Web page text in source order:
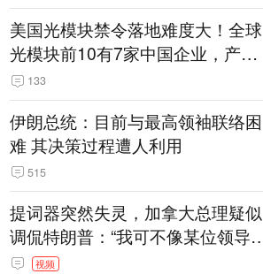
美国光模块禁令落地难度大！全球
光模块前10有7家中国企业，产业
界人士：想“脱钩”并不容易
133
伊朗总统：目前与最高领袖联络困
难 其决策过程遭人利用
515
提词器突然失灵，加拿大总理疑似
调侃特朗普：“我可不像某位领导
人，把这当成一场阴谋”，全场哄笑
视频